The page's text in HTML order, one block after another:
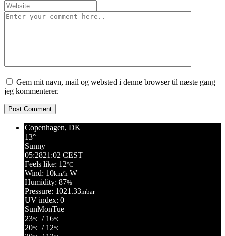
Gem mit navn, mail og websted i denne browser til næste gang
jeg kommenterer.
Copenhagen, DK
13°
Sunny
05:2821:02 CEST
Feels like: 12°C
Wind: 10km/h W
Humidity: 87%
Pressure: 1021.33mbar
UV index: 0
SunMonTue
23°C / 16°C
20°C / 12°C